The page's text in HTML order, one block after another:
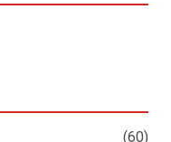
(60)